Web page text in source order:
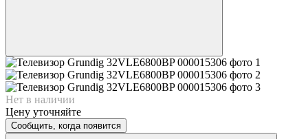
Нет в наличии
Цену уточняйте
Сообщить, когда появится